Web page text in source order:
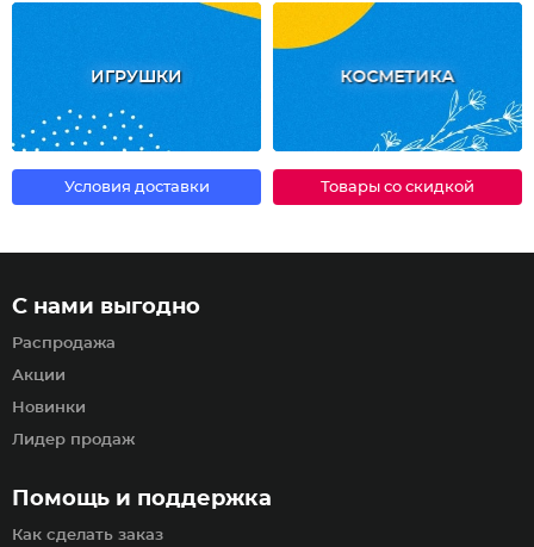
ИГРУШКИ КОСМЕТИКА
Условия доставки Товары со скидкой
Помощь и поддержка
Как сделать заказ
С нами выгодно
Распродажа
Акции
Новинки
Лидер продаж